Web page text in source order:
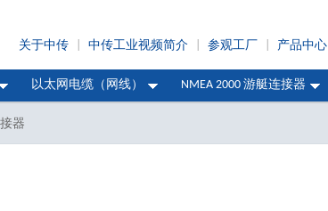
关于中传
中传工业视频简介 参观工厂 产品中心
以太网电缆（网线） NMEA 2000 游艇连接器
器